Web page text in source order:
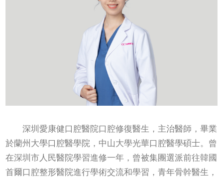
深圳愛康健口腔醫院口腔修復醫生，主治醫師，畢業
於蘭州大學口腔醫學院，中山大學光華口腔醫學碩士。曾
在深圳市人民醫院學習進修一年，曾被集團選派前往韓國
首爾口腔整形醫院進行學術交流和學習，青年骨幹醫生，